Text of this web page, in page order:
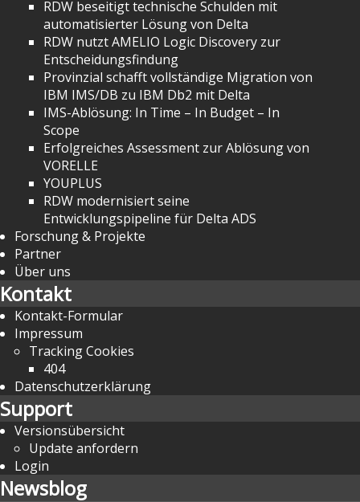
RDW beseitigt technische Schulden mit
automatisierter Lösung von Delta
RDW nutzt AMELIO Logic Discovery zur
Entscheidungsfindung
Provinzial schafft vollständige Migration von
IBM IMS/DB zu IBM Db2 mit Delta
IMS-Ablösung: In Time – In Budget – In
Scope
Erfolgreiches Assessment zur Ablösung von
VORELLE
YOUPLUS
RDW modernisiert seine
Entwicklungspipeline für Delta ADS
Forschung & Projekte
Partner
Über uns
Kontakt
Kontakt-Formular
Impressum
Tracking Cookies
404
Datenschutzerklärung
Support
Versionsübersicht
Update anfordern
Login
Newsblog